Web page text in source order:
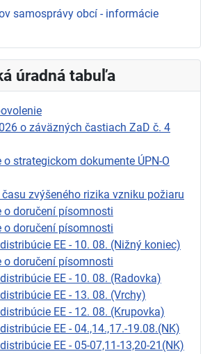
samosprávy obcí - informácie
úradná tabuľa
o záväzných častiach ZaD č. 4
o strategickom dokumente ÚPN-O
zvýšeného rizika vzniku požiaru
o doručení písomnosti
o doručení písomnosti
EE - 10. 08. (Nižný koniec)
o doručení písomnosti
EE - 10. 08. (Radovka)
EE - 13. 08. (Vrchy)
EE - 12. 08. (Krupovka)
EE - 04.,14.,17.-19.08.(NK)
EE - 05-07,11-13,20-21(NK)